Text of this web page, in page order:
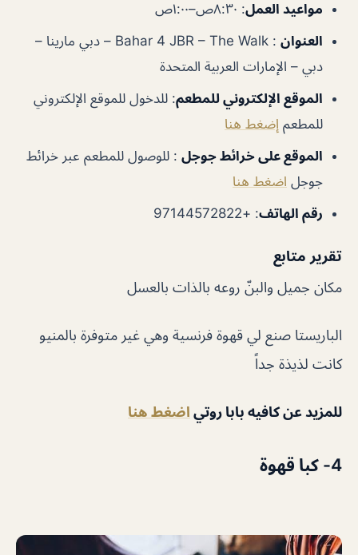
مواعيد العمل: ٨:٣٠ص–١:٠٠ص
العنوان
: Bahar 4 JBR – The Walk – دبي مارينا –
دبي – الإمارات العربية المتحدة
الموقع الإلكتروني للمطعم: للدخول للموقع الإلكتروني
للمطعم إضغط هنا
الموقع على خرائط جوجل : للوصول للمطعم عبر خرائط
جوجل اضغط هنا
رقم الهاتف: +97144572822
تقرير متابع
مكان جميل والبنّ روعه بالذات بالعسل
الباريستا صنع لي قهوة فرنسية وهي غير متوفرة بالمنيو
كانت لذيذة جداً
للمزيد عن كافيه بابا روتي اضغط هنا
4- كبا قهوة